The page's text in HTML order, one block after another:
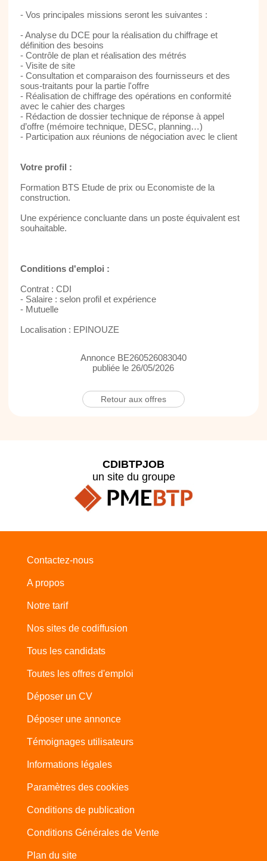
- Vos principales missions seront les suivantes :
- Analyse du DCE pour la réalisation du chiffrage et
définition des besoins
- Contrôle de plan et réalisation des métrés
- Visite de site
- Consultation et comparaison des fournisseurs et des
sous-traitants pour la partie l'offre
- Réalisation de chiffrage des opérations en conformité
avec le cahier des charges
- Rédaction de dossier technique de réponse à appel
d’offre (mémoire technique, DESC, planning…)
- Participation aux réunions de négociation avec le client
Votre profil :
Formation BTS Etude de prix ou Economiste de la
construction.
Une expérience concluante dans un poste équivalent est
souhaitable.
Conditions d'emploi :
Contrat : CDI
- Salaire : selon profil et expérience
- Mutuelle
Localisation : EPINOUZE
Annonce BE260526083040
publiée le 26/05/2026
Retour aux offres
CDIBTPJOB
un site du groupe
Contactez-nous
A propos
Notre tarif
Nos sites de codiffusion
Tous les candidats
Toutes les offres d'emploi
Déposer un CV
Déposer une annonce
Témoignages utilisateurs
Informations légales
Paramètres des cookies
Conditions de publication
Conditions Générales de Vente
Plan du site